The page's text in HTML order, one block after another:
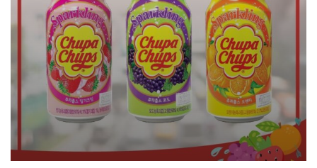
Organic Cow
Fruits Sea Fish